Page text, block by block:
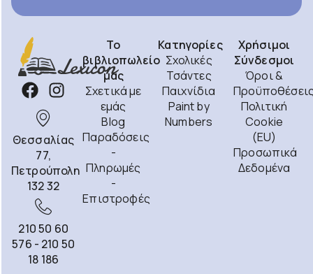
Θεσσαλίας
77,
Πετρούπολη
132 32
210 50 60
576 - 210 50
18 186
Το
βιβλιοπωλείο
μας
Σχετικά με
εμάς
Blog
Παραδόσεις
-
Πληρωμές
-
Επιστροφές
Κατηγορίες
Σχολικές
Τσάντες
Παιχνίδια
Paint by
Numbers
Χρήσιμοι
Σύνδεσμοι
Όροι &
Πολιτική
Cookie
(EU)
Προσωπικά
Δεδομένα